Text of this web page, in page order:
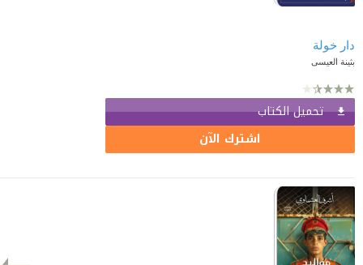
دار خولة
بثينة العيسى
تحميل الكتاب
اشترك الآن